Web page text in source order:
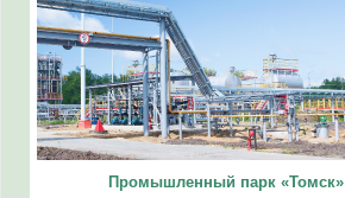
Промышленный парк «Томск»